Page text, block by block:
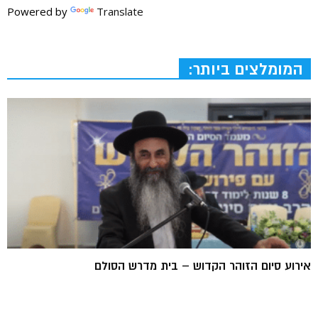
Powered by Translate
המומלצים ביותר:
אירוע סיום הזוהר הקדוש – בית מדרש הסולם